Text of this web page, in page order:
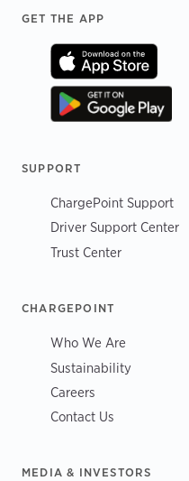
Footer
GET THE APP
SUPPORT
ChargePoint Support
Driver Support Center
Trust Center
CHARGEPOINT
Who We Are
Sustainability
Careers
Contact Us
MEDIA & INVESTORS